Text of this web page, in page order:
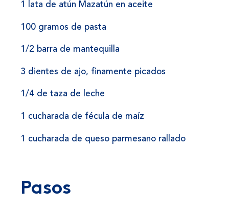
1 lata de atún Mazatún en aceite
100 gramos de pasta
1/2 barra de mantequilla
3 dientes de ajo, finamente picados
1/4 de taza de leche
1 cucharada de fécula de maíz
1 cucharada de queso parmesano rallado
Pasos